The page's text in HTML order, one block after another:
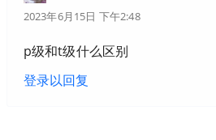
2023年6月15日 下午2:48
p级和t级什么区别
登录以回复